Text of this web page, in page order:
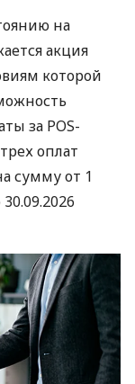
на
акция
которой
за POS-
оплат
сумму от 1